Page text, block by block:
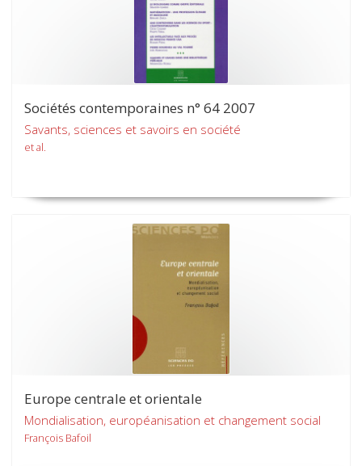
Sociétés contemporaines n° 64 2007
Savants, sciences et savoirs en société
et al.
Europe centrale et orientale
Mondialisation, européanisation et changement social
François Bafoil